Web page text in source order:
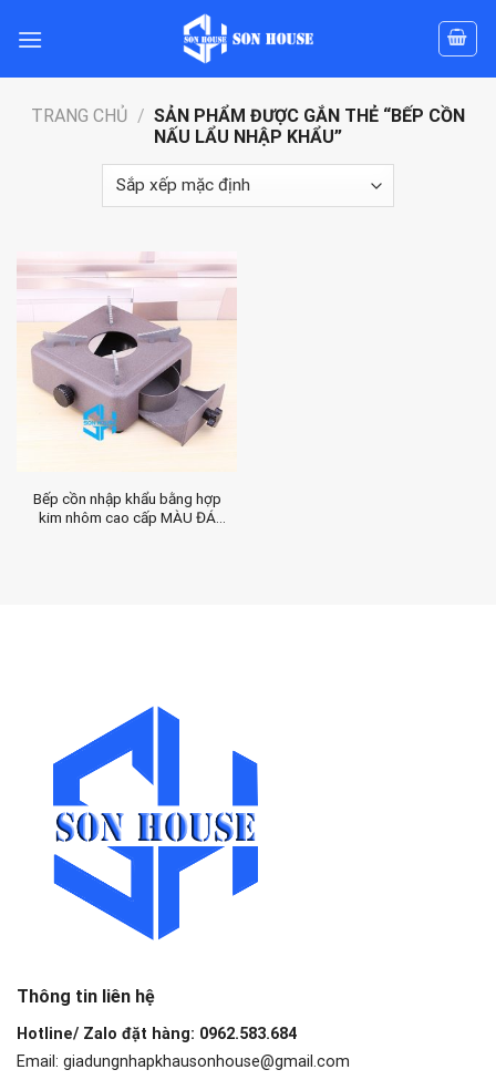
TRANG CHỦ / SẢN PHẨM ĐƯỢC GẮN THẺ “BẾP CỒN
NẤU LẨU NHẬP KHẨU”
Bếp cồn nhập khẩu bằng hợp
kim nhôm cao cấp MÀU ĐÁ
Thông tin liên hệ
Hotline/ Zalo đặt hàng: 0962.583.684
Email: giadungnhapkhausonhouse@gmail.com